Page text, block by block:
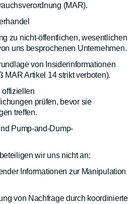
(MAR).
zu nicht-öffentlichen, wesentlichen
uns besprochenen Unternehmen.
von Insiderinformationen
MAR Artikel 14 strikt verboten).
offiziellen
prüfen, bevor sie
treffen.
Pump-and-Dump-
wir uns nicht an:
Informationen zur Manipulation
von Nachfrage durch koordinierte